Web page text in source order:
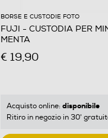
BORSE E CUSTODIE FOTO
FUJI - CUSTODIA PER
MENTA
€ 19,90
Acquisto online: disponibile
Ritiro in negozio in 30'